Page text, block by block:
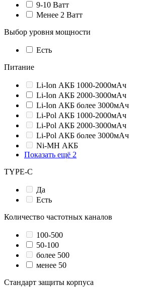
9-10 Ватт
Менее 2 Ватт
Выбор уровня мощности
Есть
Питание
Li-Ion АКБ 1000-2000мАч
Li-Ion АКБ 2000-3000мАч
Li-Ion АКБ более 3000мАч
Li-Pol АКБ 1000-2000мАч
Li-Pol АКБ 2000-3000мАч
Li-Pol АКБ более 3000мАч
Ni-MH АКБ
Показать ещё 2
TYPE-C
Да
Есть
Количество частотных каналов
100-500
50-100
более 500
менее 50
Стандарт защиты корпуса